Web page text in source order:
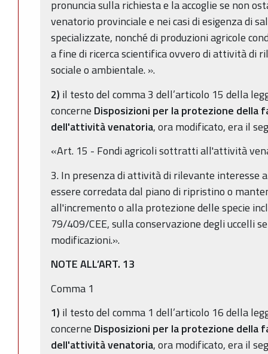
pronuncia sulla richiesta e la accoglie se non
venatorio provinciale e nei casi di esigenza di
specializzate, nonché di produzioni agricole
a fine di ricerca scientifica ovvero di attività di
sociale o ambientale. ».
2) il testo del comma 3 dell’articolo 15 della
concerne Disposizioni per la protezione della
dell'attività venatoria, ora modificato, era il
«Art. 15 - Fondi agricoli sottratti all'attività
3. In presenza di attività di rilevante interesse
essere corredata dal piano di ripristino o
all'incremento o alla protezione delle specie
79/409/CEE, sulla conservazione degli uccelli
modificazioni.».
NOTE ALL’ART. 13
Comma 1
1) il testo del comma 1 dell’articolo 16 della
concerne Disposizioni per la protezione della
dell'attività venatoria, ora modificato, era il